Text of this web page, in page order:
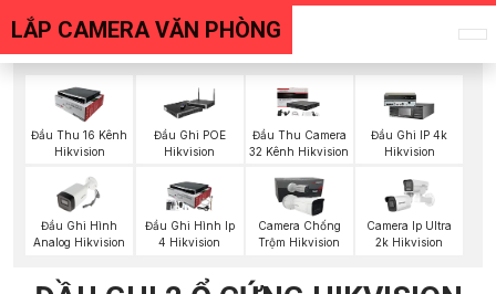
LẮP CAMERA VĂN PHÒNG
Đầu Thu 16 Kênh
Hikvision
Đầu Ghi POE
Hikvision
Đầu Thu Camera
32 Kênh Hikvision
Đầu Ghi IP 4k
Hikvision
Đầu Ghi Hình
Analog Hikvision
Đầu Ghi Hình Ip
4 Hikvision
Camera Chống
Trộm Hikvision
Camera Ip Ultra
2k Hikvision